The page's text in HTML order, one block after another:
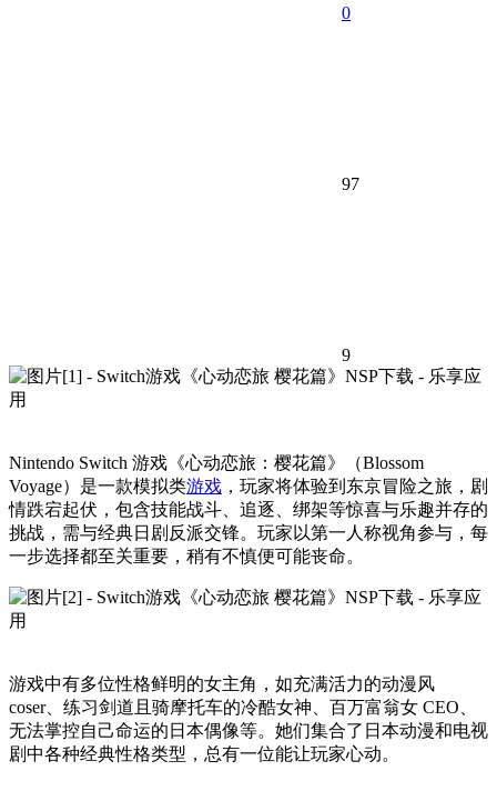
0
97
9
Nintendo Switch 游戏《心动恋旅：樱花篇》（Blossom
Voyage）是一款模拟类游戏 ，玩家将体验到东京冒险之旅，剧
情跌宕起伏，包含技能战斗、追逐、绑架等惊喜与乐趣并存的
挑战，需与经典日剧反派交锋。玩家以第一人称视角参与，每
一步选择都至关重要，稍有不慎便可能丧命。
游戏中有多位性格鲜明的女主角，如充满活力的动漫风
coser、练习剑道且骑摩托车的冷酷女神、百万富翁女 CEO、
无法掌控自己命运的日本偶像等。她们集合了日本动漫和电视
剧中各种经典性格类型，总有一位能让玩家心动。